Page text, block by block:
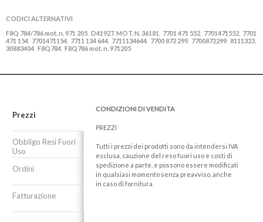
CODICI ALTERNATIVI
F8Q 784/786 mot. n. 971 205 D4192T MOT. N. 36181 7701 471 552 7701471552 7701
471 154 7701471154 7711 134 644 7711134644 7700 872 299 7700872299 8111323
30883404 F8Q784 F8Q786 mot. n. 971205
Prezzi
Obbligo Resi Fuori
Uso
Ordini
Fatturazione
CONDIZIONI DI VENDITA
PREZZI
Tutti i prezzi dei prodotti sono da intendersi IVA
esclusa, cauzione del reso fuori uso e costi di
spedizione a parte, e possono essere modificati
in qualsiasi momento senza preavviso, anche
in caso di fornitura.